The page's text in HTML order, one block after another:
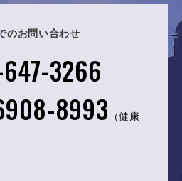
のお問い合わせ
3266
8993 （健康